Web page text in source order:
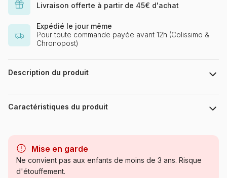
Livraison offerte à partir de 45€ d'achat
Expédié le jour même
Pour toute commande payée avant 12h (Colissimo &
Chronopost)
Description du produit
Simply, Katy
Caractéristiques du produit
Catégorie Puzzles - Villes et Villages
Mise en garde
Ne convient pas aux enfants de moins de 3 ans. Risque
d'étouffement.